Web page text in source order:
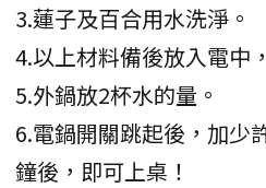
3.蓮子及百合用水洗淨。
4.以上材料備後放入電中
5.外鍋放2杯水的量。
6.電鍋開關跳起後，加少
鐘後，即可上桌！